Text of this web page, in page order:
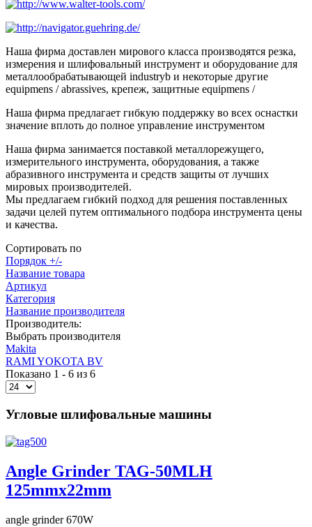
Наша фирма доставлен мирового класса производятся резка,
измерения и шлифовальный инструмент и оборудование для
металлообрабатывающей industryb и некоторые другие
equipmens / abrassives, крепеж, защитные equipmens /
Наша фирма предлагает гибкую поддержку во всех оснастки
значение вплоть до полное управление инструментом
Наша фирма занимается поставкой металлорежущего,
измерительного инструмента, оборудования, а также
абразивного инструмента и средств защиты от лучших
мировых производителей.
Мы предлагаем гибкий подход для решения поставленных
задачи целей путем оптимального подбора инструмента цены
и качества.
Сортировать по
Порядок +/-
Название товара
Артикул
Категория
Название производителя
Производитель:
Выбрать производителя
Makita
RAMI YOKOTA BV
Показано 1 - 6 из 6
Угловые шлифовальные машины
Angle Grinder TAG-50MLH
125mmx22mm
angle grinder 670W